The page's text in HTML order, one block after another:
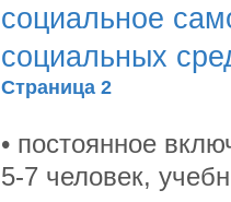
социальное
социальных
Страница 2
• постоянное
5-7 человек,